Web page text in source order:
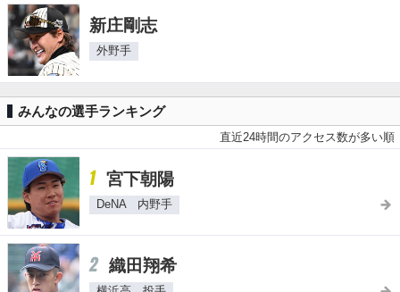
新庄剛志
外野手
みんなの選手ランキング
直近24時間のアクセス数が多い順
1 宮下朝陽
DeNA 内野手
2 織田翔希